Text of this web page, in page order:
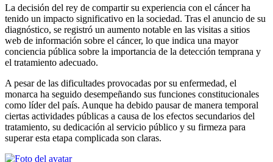
La decisión del rey de compartir su experiencia con el cáncer ha
tenido un impacto significativo en la sociedad. Tras el anuncio de su
diagnóstico, se registró un aumento notable en las visitas a sitios
web de información sobre el cáncer, lo que indica una mayor
conciencia pública sobre la importancia de la detección temprana y
el tratamiento adecuado.
A pesar de las dificultades provocadas por su enfermedad, el
monarca ha seguido desempeñando sus funciones constitucionales
como líder del país. Aunque ha debido pausar de manera temporal
ciertas actividades públicas a causa de los efectos secundarios del
tratamiento, su dedicación al servicio público y su firmeza para
superar esta etapa complicada son claras.